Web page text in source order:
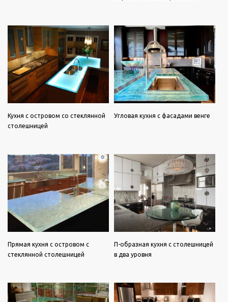
Кухня с островом со стеклянной
столешницей
Угловая кухня с фасадами венге
Прямая кухня с островом с
стеклянной столешницей
П-образная кухня с столешницей
в два уровня